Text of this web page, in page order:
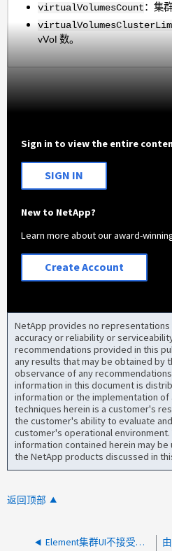
virtualVolumesCount：集
vVol 数。
Sign in to view the entire
SIGN IN
New to NetApp?
Learn more about our award-
Create Account
NetApp provides no
accuracy or reliability or
recommendations provided in this
any results that may be obtained by
observance of any
information in this document is
information or the implementation
techniques herein is a customer's
the customer's ability to evaluate
customer's operational environment.
information contained herein may
the NetApp products discussed in
返回顶部
Element集群UI不接受登录凭据